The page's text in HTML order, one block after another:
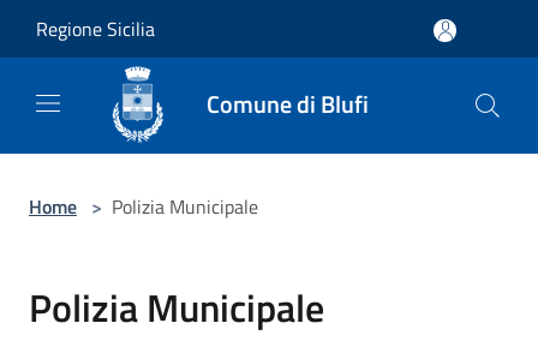
Regione Sicilia
Comune di Blufi
Home > Polizia Municipale
Polizia Municipale